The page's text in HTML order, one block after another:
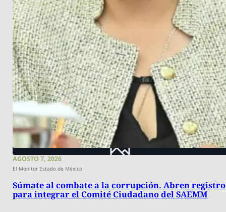
AGOSTO 7, 2026
El Monitor Estado de México
Súmate al combate a la corrupción. Abren registro
para integrar el Comité Ciudadano del SAEMM